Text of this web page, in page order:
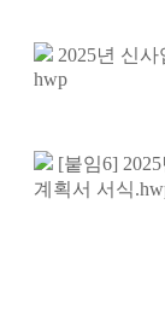
2025년 신
hwp
[붙임6]
계획서 서식